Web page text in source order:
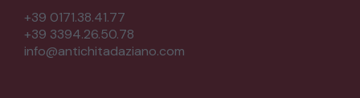
CREDENZE – DOPPI CORPI – BUFFET
+39 0171.38.41.77
+39 3394.26.50.78
info@antichitadaziano.com